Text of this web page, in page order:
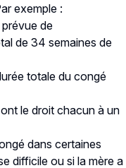
exemple :
prévue de
de 34 semaines de
totale du congé
le droit chacun à un
dans certaines
difficile ou si la mère a